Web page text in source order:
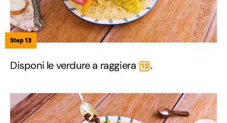
Step 13
Disponi le verdure a raggiera 13 .